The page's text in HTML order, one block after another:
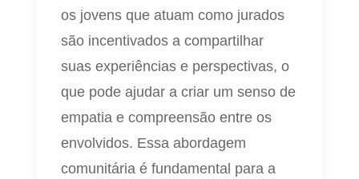
os jovens que atuam como jurados
são incentivados a compartilhar
suas experiências e perspectivas, o
que pode ajudar a criar um senso de
empatia e compreensão entre os
envolvidos. Essa abordagem
comunitária é fundamental para a